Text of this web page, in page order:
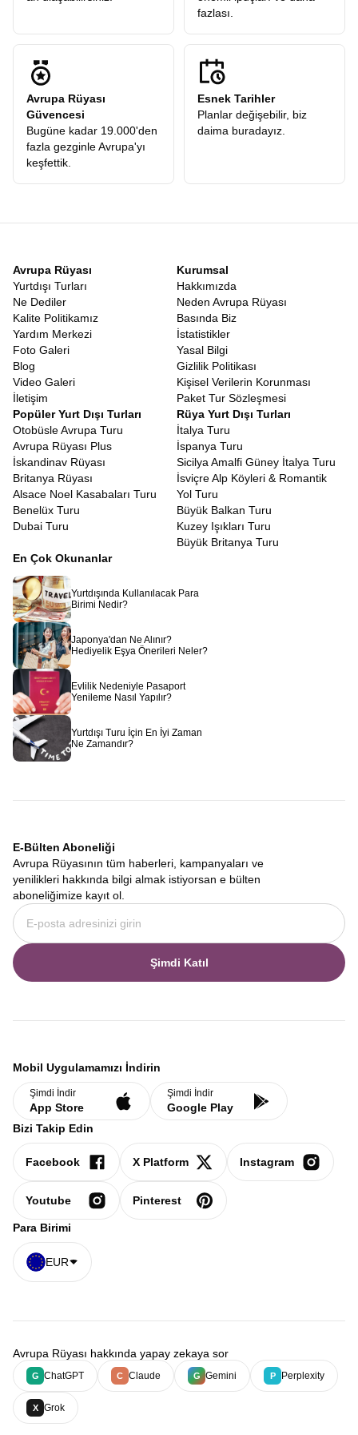
fazlası.
Avrupa Rüyası
Güvencesi
Bugüne kadar 19.000'den
fazla gezginle Avrupa'yı
keşfettik.
Esnek Tarihler
Planlar değişebilir, biz
daima buradayız.
Avrupa Rüyası
Yurtdışı Turları
Ne Dediler
Kalite Politikamız
Yardım Merkezi
Foto Galeri
Blog
Video Galeri
İletişim
Kurumsal
Hakkımızda
Neden Avrupa Rüyası
Basında Biz
İstatistikler
Yasal Bilgi
Gizlilik Politikası
Kişisel Verilerin Korunması
Paket Tur Sözleşmesi
Popüler Yurt Dışı Turları
Otobüsle Avrupa Turu
Avrupa Rüyası Plus
İskandinav Rüyası
Britanya Rüyası
Alsace Noel Kasabaları Turu
Benelüx Turu
Dubai Turu
Rüya Yurt Dışı Turları
İtalya Turu
İspanya Turu
Sicilya Amalfi Güney İtalya Turu
İsviçre Alp Köyleri & Romantik
Yol Turu
Büyük Balkan Turu
Kuzey Işıkları Turu
Büyük Britanya Turu
En Çok Okunanlar
Yurtdışında Kullanılacak Para
Birimi Nedir?
Japonya'dan Ne Alınır?
Hediyelik Eşya Önerileri Neler?
Evlilik Nedeniyle Pasaport
Yenileme Nasıl Yapılır?
Yurtdışı Turu İçin En İyi Zaman
Ne Zamandır?
E-Bülten Aboneliği
Avrupa Rüyasının tüm haberleri, kampanyaları ve
yenilikleri hakkında bilgi almak istiyorsan e bülten
aboneliğimize kayıt ol.
Şimdi Katıl
Mobil Uygulamamızı İndirin
Şimdi İndir
App Store
Şimdi İndir
Google Play
Bizi Takip Edin
Facebook X Platform Instagram
Youtube Pinterest
Para Birimi
EUR
Avrupa Rüyası hakkında yapay zekaya sor
G ChatGPT C Claude G Gemini P Perplexity
X Grok